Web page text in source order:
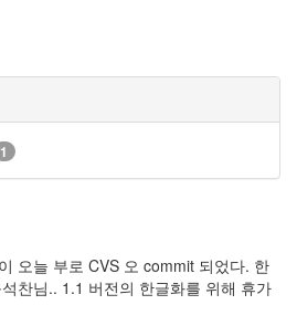
1
오늘 부로 CVS 오 commit 되었다. 한
찬님.. 1.1 버전의 한글화를 위해 휴가